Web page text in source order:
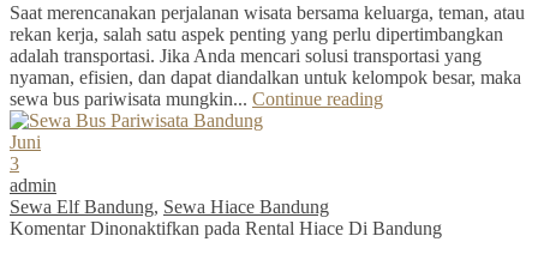
Saat merencanakan perjalanan wisata bersama keluarga, teman, atau
rekan kerja, salah satu aspek penting yang perlu dipertimbangkan
adalah transportasi. Jika Anda mencari solusi transportasi yang
nyaman, efisien, dan dapat diandalkan untuk kelompok besar, maka
sewa bus pariwisata mungkin... Continue reading
Juni
3
admin
Sewa Elf Bandung, Sewa Hiace Bandung
Komentar Dinonaktifkan pada Rental Hiace Di Bandung